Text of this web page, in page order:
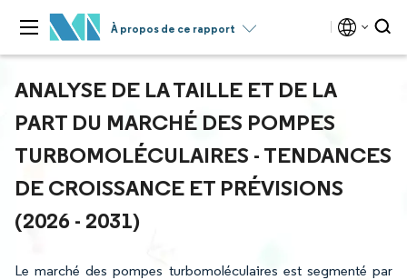
À propos de ce rapport
ANALYSE DE LA TAILLE ET DE LA
PART DU MARCHÉ DES POMPES
TURBOMOLÉCULAIRES - TENDANCES
DE CROISSANCE ET PRÉVISIONS
(2026 - 2031)
Le marché des pompes turbomoléculaires est segmenté par